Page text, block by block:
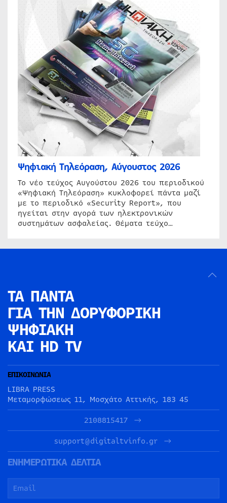
Ψηφιακή Τηλεόραση, Αύγουστος 2026
Το νέο τεύχος Αυγούστου 2026 του περιοδικού
«Ψηφιακή Τηλεόραση» κυκλοφορεί πάντα μαζί
με το περιοδικό «Security Report», που
ηγείται στην αγορά των ηλεκτρονικών
συστημάτων ασφαλείας. Θέματα τεύχο…
ΤΑ ΠΑΝΤΑ
ΓΙΑ ΤΗΝ ΔΟΡΥΦΟΡΙΚΗ
ΨΗΦΙΑΚΗ
ΚΑΙ HD TV
ΕΠΙΚΟΙΝΩΝΙΑ
LIBRA PRESS
Μεταμορφώσεως 11, Μοσχάτο Αττικής, 183 45
2108815417
support@digitaltvinfo.gr
ΕΝΗΜΕΡΩΤΙΚΑ ΔΕΛΤΙΑ